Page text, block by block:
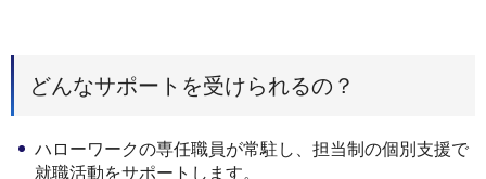
どんなサポートを受けられるの？
ハローワークの専任職員が常駐し、担当制の個別支援で
就職活動をサポートします。